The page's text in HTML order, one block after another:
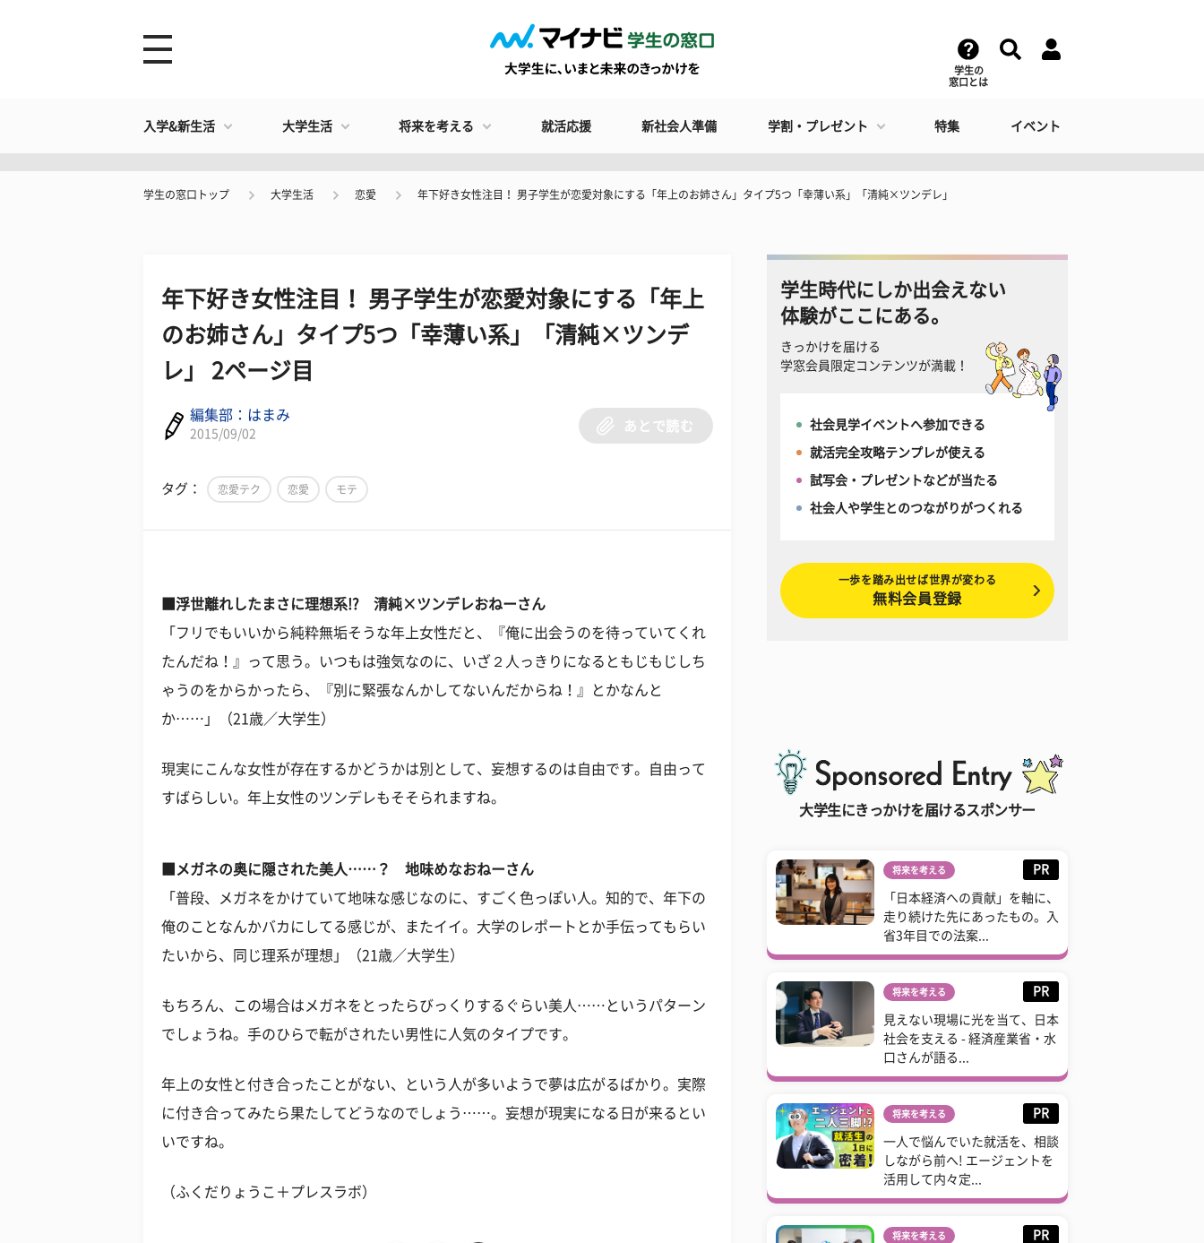
学生の
窓口とは
入学&新生活 大学生活 将来を考える 就活応援 新社会人準備 学割・プレゼント 特集 イベント
学生の窓口トップ 大学生活 恋愛 年下好き女性注目！ 男子学生が恋愛対象にする「年上のお姉さん」タイプ5つ「幸薄い系」「清純×ツンデレ」
年下好き女性注目！ 男子学生が恋愛対象にする「年上
のお姉さん」タイプ5つ「幸薄い系」「清純×ツンデ
レ」 2ページ目
編集部：はまみ
2015/09/02
あとで読む
タグ： 恋愛テク 恋愛 モテ
■浮世離れしたまさに理想系!? 清純×ツンデレおねーさん
「フリでもいいから純粋無垢そうな年上女性だと、『俺に出会うのを待っていてくれ
たんだね！』って思う。いつもは強気なのに、いざ２人っきりになるともじもじしち
ゃうのをからかったら、『別に緊張なんかしてないんだからね！』とかなんと
か……」（21歳／大学生）
現実にこんな女性が存在するかどうかは別として、妄想するのは自由です。自由って
すばらしい。年上女性のツンデレもそそられますね。
■メガネの奥に隠された美人……？ 地味めなおねーさん
「普段、メガネをかけていて地味な感じなのに、すごく色っぽい人。知的で、年下の
俺のことなんかバカにしてる感じが、またイイ。大学のレポートとか手伝ってもらい
たいから、同じ理系が理想」（21歳／大学生）
もちろん、この場合はメガネをとったらびっくりするぐらい美人……というパターン
でしょうね。手のひらで転がされたい男性に人気のタイプです。
年上の女性と付き合ったことがない、という人が多いようで夢は広がるばかり。実際
に付き合ってみたら果たしてどうなのでしょう……。妄想が現実になる日が来るとい
いですね。
（ふくだりょうこ＋プレスラボ）
学生時代にしか出会えない
体験がここにある。
きっかけを届ける
学窓会員限定コンテンツが満載！
社会見学イベントへ参加できる
就活完全攻略テンプレが使える
試写会・プレゼントなどが当たる
社会人や学生とのつながりがつくれる
一歩を踏み出せば世界が変わる
無料会員登録
大学生にきっかけを届けるスポンサー
将来を考える PR
「日本経済への貢献」を軸に、
走り続けた先にあったもの。入
省3年目での法案...
将来を考える PR
見えない現場に光を当て、日本
社会を支える - 経済産業省・水
口さんが語る...
将来を考える PR
一人で悩んでいた就活を、相談
しながら前へ! エージェントを
活用して内々定...
将来を考える PR